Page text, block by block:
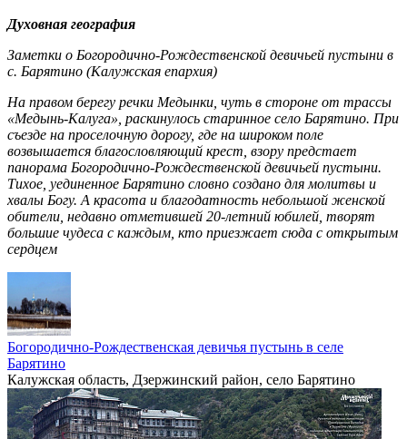
Духовная география
Заметки о Богородично-Рождественской девичьей пустыни в
с. Барятино (Калужская епархия)
На правом берегу речки Медынки, чуть в стороне от трассы
«Медынь-Калуга», раскинулось старинное село Барятино. При
съезде на проселочную дорогу, где на широком поле
возвышается благословляющий крест, взору предстает
панорама Богородично-Рождественской девичьей пустыни.
Тихое, уединенное Барятино словно создано для молитвы и
хвалы Богу. А красота и благодатность небольшой женской
обители, недавно отметившей 20-летний юбилей, творят
большие чудеса с каждым, кто приезжает сюда с открытым
сердцем
Богородично-Рождественская девичья пустынь в селе
Барятино
Калужская область, Дзержинский район, село Барятино